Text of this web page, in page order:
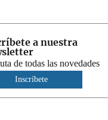
a nuestra
de todas las novedades
Inscríbete